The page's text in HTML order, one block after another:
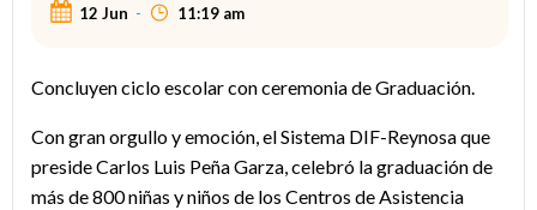
12 Jun - 11:19 am
Concluyen ciclo escolar con ceremonia de Graduación.
Con gran orgullo y emoción, el Sistema DIF-Reynosa que
preside Carlos Luis Peña Garza, celebró la graduación de
más de 800 niñas y niños de los Centros de Asistencia